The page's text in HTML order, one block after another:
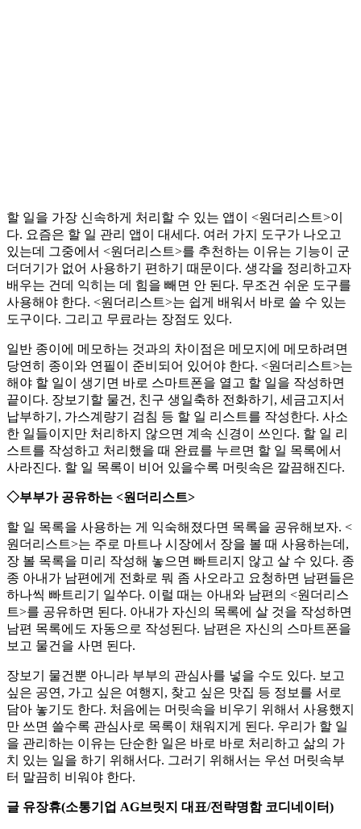
할 일을 가장 신속하게 처리할 수 있는 앱이 <원더리스트>이
다. 요즘은 할 일 관리 앱이 대세다. 여러 가지 도구가 나오고
있는데 그중에서 <원더리스트>를 추천하는 이유는 기능이 군
더더기가 없어 사용하기 편하기 때문이다. 생각을 정리하고자
배우는 건데 익히는 데 힘을 빼면 안 된다. 무조건 쉬운 도구를
사용해야 한다. <원더리스트>는 쉽게 배워서 바로 쓸 수 있는
도구이다. 그리고 무료라는 장점도 있다.
일반 종이에 메모하는 것과의 차이점은 메모지에 메모하려면
당연히 종이와 연필이 준비되어 있어야 한다. <원더리스트>는
해야 할 일이 생기면 바로 스마트폰을 열고 할 일을 작성하면
끝이다. 장보기할 물건, 친구 생일축하 전화하기, 세금고지서
납부하기, 가스계량기 검침 등 할 일 리스트를 작성한다. 사소
한 일들이지만 처리하지 않으면 계속 신경이 쓰인다. 할 일 리
스트를 작성하고 처리했을 때 완료를 누르면 할 일 목록에서
사라진다. 할 일 목록이 비어 있을수록 머릿속은 깔끔해진다.
◇부부가 공유하는 <원더리스트>
할 일 목록을 사용하는 게 익숙해졌다면 목록을 공유해보자. <
원더리스트>는 주로 마트나 시장에서 장을 볼 때 사용하는데,
장 볼 목록을 미리 작성해 놓으면 빠트리지 않고 살 수 있다. 종
종 아내가 남편에게 전화로 뭐 좀 사오라고 요청하면 남편들은
하나씩 빠트리기 일쑤다. 이럴 때는 아내와 남편의 <원더리스
트>를 공유하면 된다. 아내가 자신의 목록에 살 것을 작성하면
남편 목록에도 자동으로 작성된다. 남편은 자신의 스마트폰을
보고 물건을 사면 된다.
장보기 물건뿐 아니라 부부의 관심사를 넣을 수도 있다. 보고
싶은 공연, 가고 싶은 여행지, 찾고 싶은 맛집 등 정보를 서로
담아 놓기도 한다. 처음에는 머릿속을 비우기 위해서 사용했지
만 쓰면 쓸수록 관심사로 목록이 채워지게 된다. 우리가 할 일
을 관리하는 이유는 단순한 일은 바로 바로 처리하고 삶의 가
치 있는 일을 하기 위해서다. 그러기 위해서는 우선 머릿속부
터 말끔히 비워야 한다.
글 유장휴(소통기업 AG브릿지 대표/전략명함 코디네이터)